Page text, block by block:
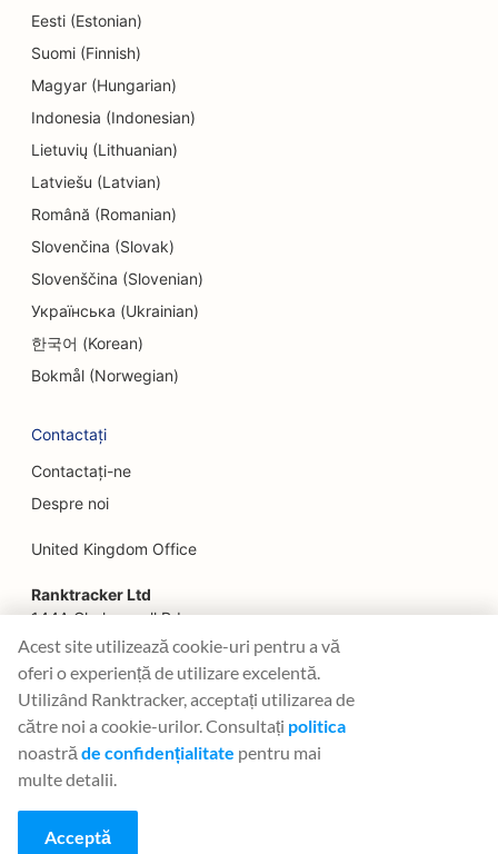
SEO pentru magazinele de electronice
SEO pentru endodonțiști
SEO pentru divertisment și recreere
SEO pentru firmele de inginerie
EO pentru restaurante etnice
SEO pentru Escape Rooms
SEO pentru servicii de lifting facial
SEO pentru restaurantele Farm-to-Table
SEO pentru servicii financiare
SEO pentru restaurantele Fine Dining
SEO pentru restaurantele Fast Food
SEO pentru florari
SEO pentru food court-uri
SEO pentru camioane alimentare
SEO pentru patiserii franceze
SEO pentru magazinele Frozen Yogurt
SEO pentru magazinele de mobilă
Eesti (Estonian)
Suomi (Finnish)
Magyar (Hungarian)
Indonesia (Indonesian)
Lietuvių (Lithuanian)
Latviešu (Latvian)
Română (Romanian)
Slovenčina (Slovak)
Slovenščina (Slovenian)
Українська (Ukrainian)
한국어 (Korean)
Bokmål (Norwegian)
Contactați
Contactați-ne
Despre noi
United Kingdom Office
Ranktracker Ltd
144A Clerkenwell Rd
London, EC1R 5DF
Company No: 08820809
felix@ranktracker.com
2015 -
Acest site utilizează cookie-uri pentru a vă
oferi o experiență de utilizare excelentă.
Utilizând Ranktracker, acceptați utilizarea de
către noi a cookie-urilor. Consultați politica
noastră de confidențialitate pentru mai
multe detalii.
Acceptă